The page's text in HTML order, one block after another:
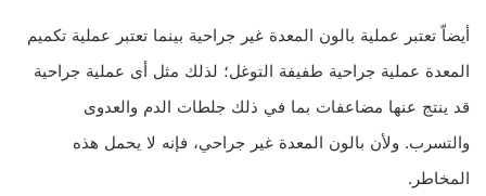
أيضاّ تعتبر عملية بالون المعدة غير جراحية بينما تعتبر عملية تكميم
المعدة عملية جراحية طفيفة التوغل؛ لذلك مثل أى عملية جراحية
قد ينتج عنها مضاعفات بما في ذلك جلطات الدم والعدوى
والتسرب. ولأن بالون المعدة غير جراحي، فإنه لا يحمل هذه
المخاطر.